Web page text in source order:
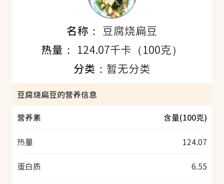
名称： 豆腐烧扁豆
热量： 124.07千卡（100克）
分类： 暂无分类
豆腐烧扁豆的营养信息
营养素
含量(100克)
热量 124.07
蛋白质 6.55